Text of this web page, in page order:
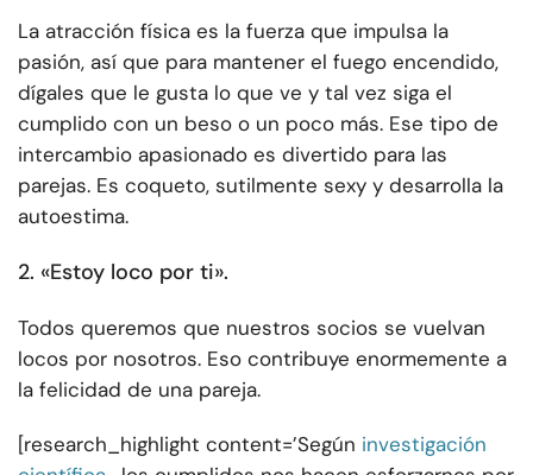
La atracción física es la fuerza que impulsa la
pasión, así que para mantener el fuego encendido,
dígales que le gusta lo que ve y tal vez siga el
cumplido con un beso o un poco más. Ese tipo de
intercambio apasionado es divertido para las
parejas. Es coqueto, sutilmente sexy y desarrolla la
autoestima.
2. «Estoy loco por ti».
Todos queremos que nuestros socios se vuelvan
locos por nosotros. Eso contribuye enormemente a
la felicidad de una pareja.
[research_highlight content=’Según investigación